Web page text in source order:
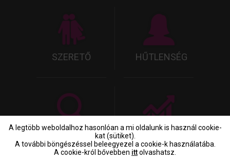
SZERETŐ HŰTLENSÉG
KERESŐ
INDEX
A legtöbb weboldalhoz hasonlóan a mi oldalunk is használ cookie-
kat (sütiket).
A további böngészéssel beleegyezel a cookie-k használatába.
A cookie-król bővebben ittolvashatsz.